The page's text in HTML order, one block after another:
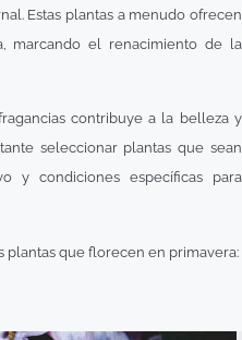
Estas plantas a menudo ofrecen
marcando el renacimiento de la
contribuye a la belleza y
seleccionar plantas que sean
y condiciones específicas para
plantas que florecen en primavera: